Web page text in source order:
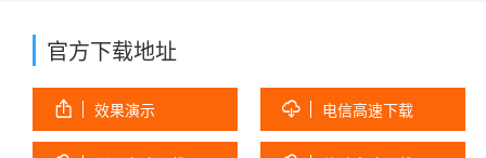
官方下载地址
 效果演示  电信高速下载